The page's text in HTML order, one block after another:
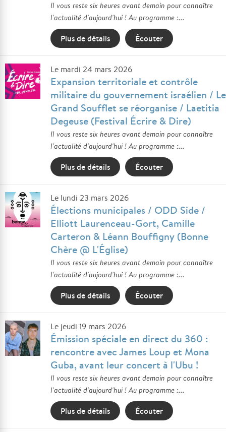
Il vous reste six heures avant demain pour connaître
l'actualité d'aujourd'hui ! Au programme :...
Plus de détails Écouter
Le mardi 24 mars 2026
Expansion territoriale et contrôle
militaire du gouvernement israélien / Le
Grand Soufflet se réorganise / Laetitia
Degeuse (Festival Écrire & Dire)
Il vous reste six heures avant demain pour connaître
l'actualité d'aujourd'hui ! Au programme :...
Plus de détails Écouter
Le lundi 23 mars 2026
Élections municipales / ODD Side /
Elliott Laurenceau-Gort, Camille
Carteron & Léann Bouffigny (Bonne
Chère @ L'Église)
Il vous reste six heures avant demain pour connaître
l'actualité d'aujourd'hui ! Au programme :...
Plus de détails Écouter
Le jeudi 19 mars 2026
Émission spéciale en direct du 360 :
rencontre avec James Loup et Mona
Guba, avant leur concert à l'Ubu !
Il vous reste six heures avant demain pour connaître
l'actualité d'aujourd'hui ! Au programme :...
Plus de détails Écouter